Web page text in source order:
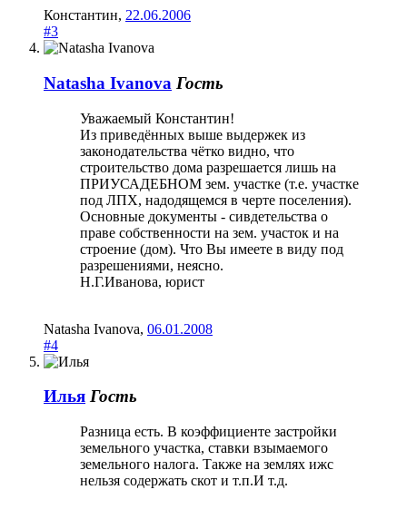
Константин, 22.06.2006
#3
Natasha Ivanova Гость
Уважаемый Константин!
Из приведённых выше выдержек из
законодательства чётко видно, что
строительство дома разрешается лишь на
ПРИУСАДЕБНОМ зем. участке (т.е. участке
под ЛПХ, надодящемся в черте поселения).
Основные документы - сивдетельства о
праве собственности на зем. участок и на
строение (дом). Что Вы имеете в виду под
разрешениями, неясно.
Н.Г.Иванова, юрист
Natasha Ivanova, 06.01.2008
#4
Илья Гость
Разница есть. В коэффициенте застройки
земельного участка, ставки взымаемого
земельного налога. Также на землях ижс
нельзя содержать скот и т.п.И т.д.